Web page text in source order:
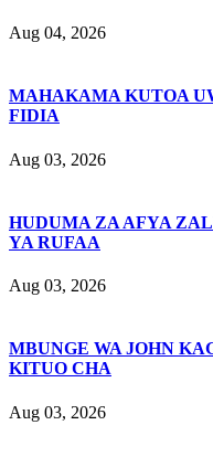
Aug 04, 2026
MAHAKAMA KUTOA
FIDIA
Aug 03, 2026
HUDUMA ZA AFYA
YA RUFAA
Aug 03, 2026
MBUNGE WA JOHN
KITUO CHA
Aug 03, 2026